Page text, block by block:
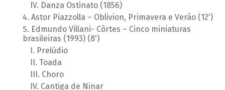
Danza Ostinato (1856)
Astor Piazzolla – Oblivion, Primavera e Verão (12')
Edmundo Villani- Côrtes – Cinco miniaturas
brasileiras (1993) (8')
Prelúdio
Toada
Choro
Cantiga de Ninar